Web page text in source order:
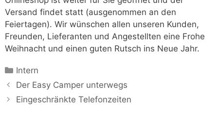
Versand findet statt (ausgenommen an den
Feiertagen). Wir wünschen allen unseren Kunden,
Freunden, Lieferanten und Angestellten eine Frohe
Weihnacht und einen guten Rutsch ins Neue Jahr.
Kategorien
Intern
Der Easy Camper unterwegs
Eingeschränkte Telefonzeiten